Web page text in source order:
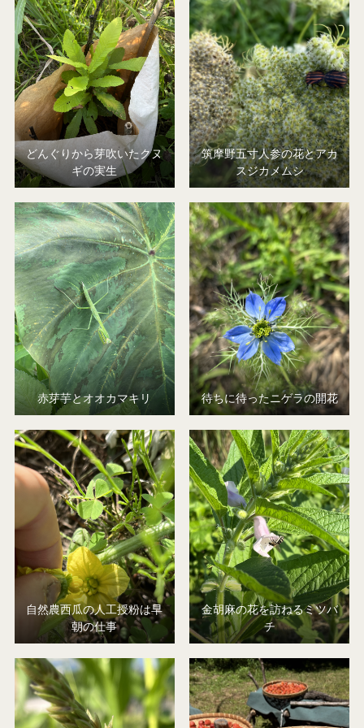
どんぐりから芽吹いたクヌ
ギの実生
筑摩野五寸人参の花とアカ
スジカメムシ
赤芽芋とオオカマキリ 待ちに待ったニゲラの開花
自然農西瓜の人工授粉は早
朝の仕事
金胡麻の花を訪ねるミツバ
チ